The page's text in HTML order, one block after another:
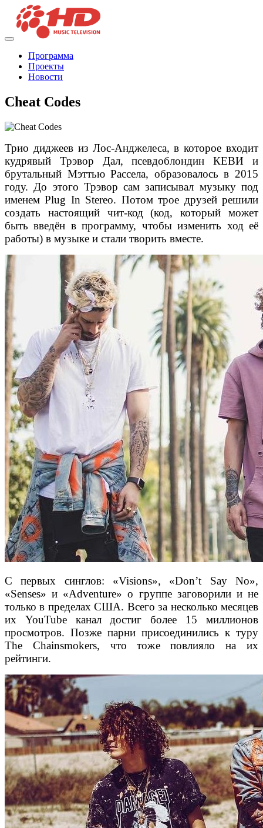
Программа
Проекты
Новости
Cheat Codes
Трио диджеев из Лос-Анджелеса, в которое входит
кудрявый Трэвор Дал, псевдоблондин КЕВИ и
брутальный Мэттью Рассела, образовалось в 2015
году. До этого Трэвор сам записывал музыку под
именем Plug In Stereo. Потом трое друзей решили
создать настоящий чит-код (код, который может
быть введён в программу, чтобы изменить ход её
работы) в музыке и стали творить вместе.
С первых синглов: «Visions», «Don’t Say No»,
«Senses» и «Adventure» о группе заговорили и не
только в пределах США. Всего за несколько месяцев
их YouTube канал достиг более 15 миллионов
просмотров. Позже парни присоединились к туру
The Chainsmokers, что тоже повлияло на их
рейтинги.